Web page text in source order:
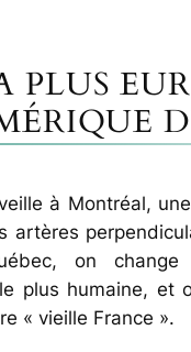
PLUS
à Montréal,
artères
on
plus humaine, et
« vieille France ».